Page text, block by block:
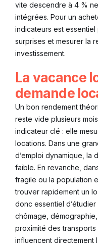
vite descendre à 4 %
intégrées. Pour un
indicateurs est
surprises et mesurer la
investissement.
La vacance
demande
Un bon rendement
reste vide plusieurs
indicateur clé : elle
locations. Dans une
d’emploi dynamique, la
faible. En revanche,
fragile ou la population
trouver rapidement un
donc essentiel
chômage, démographie,
proximité des
influencent directement